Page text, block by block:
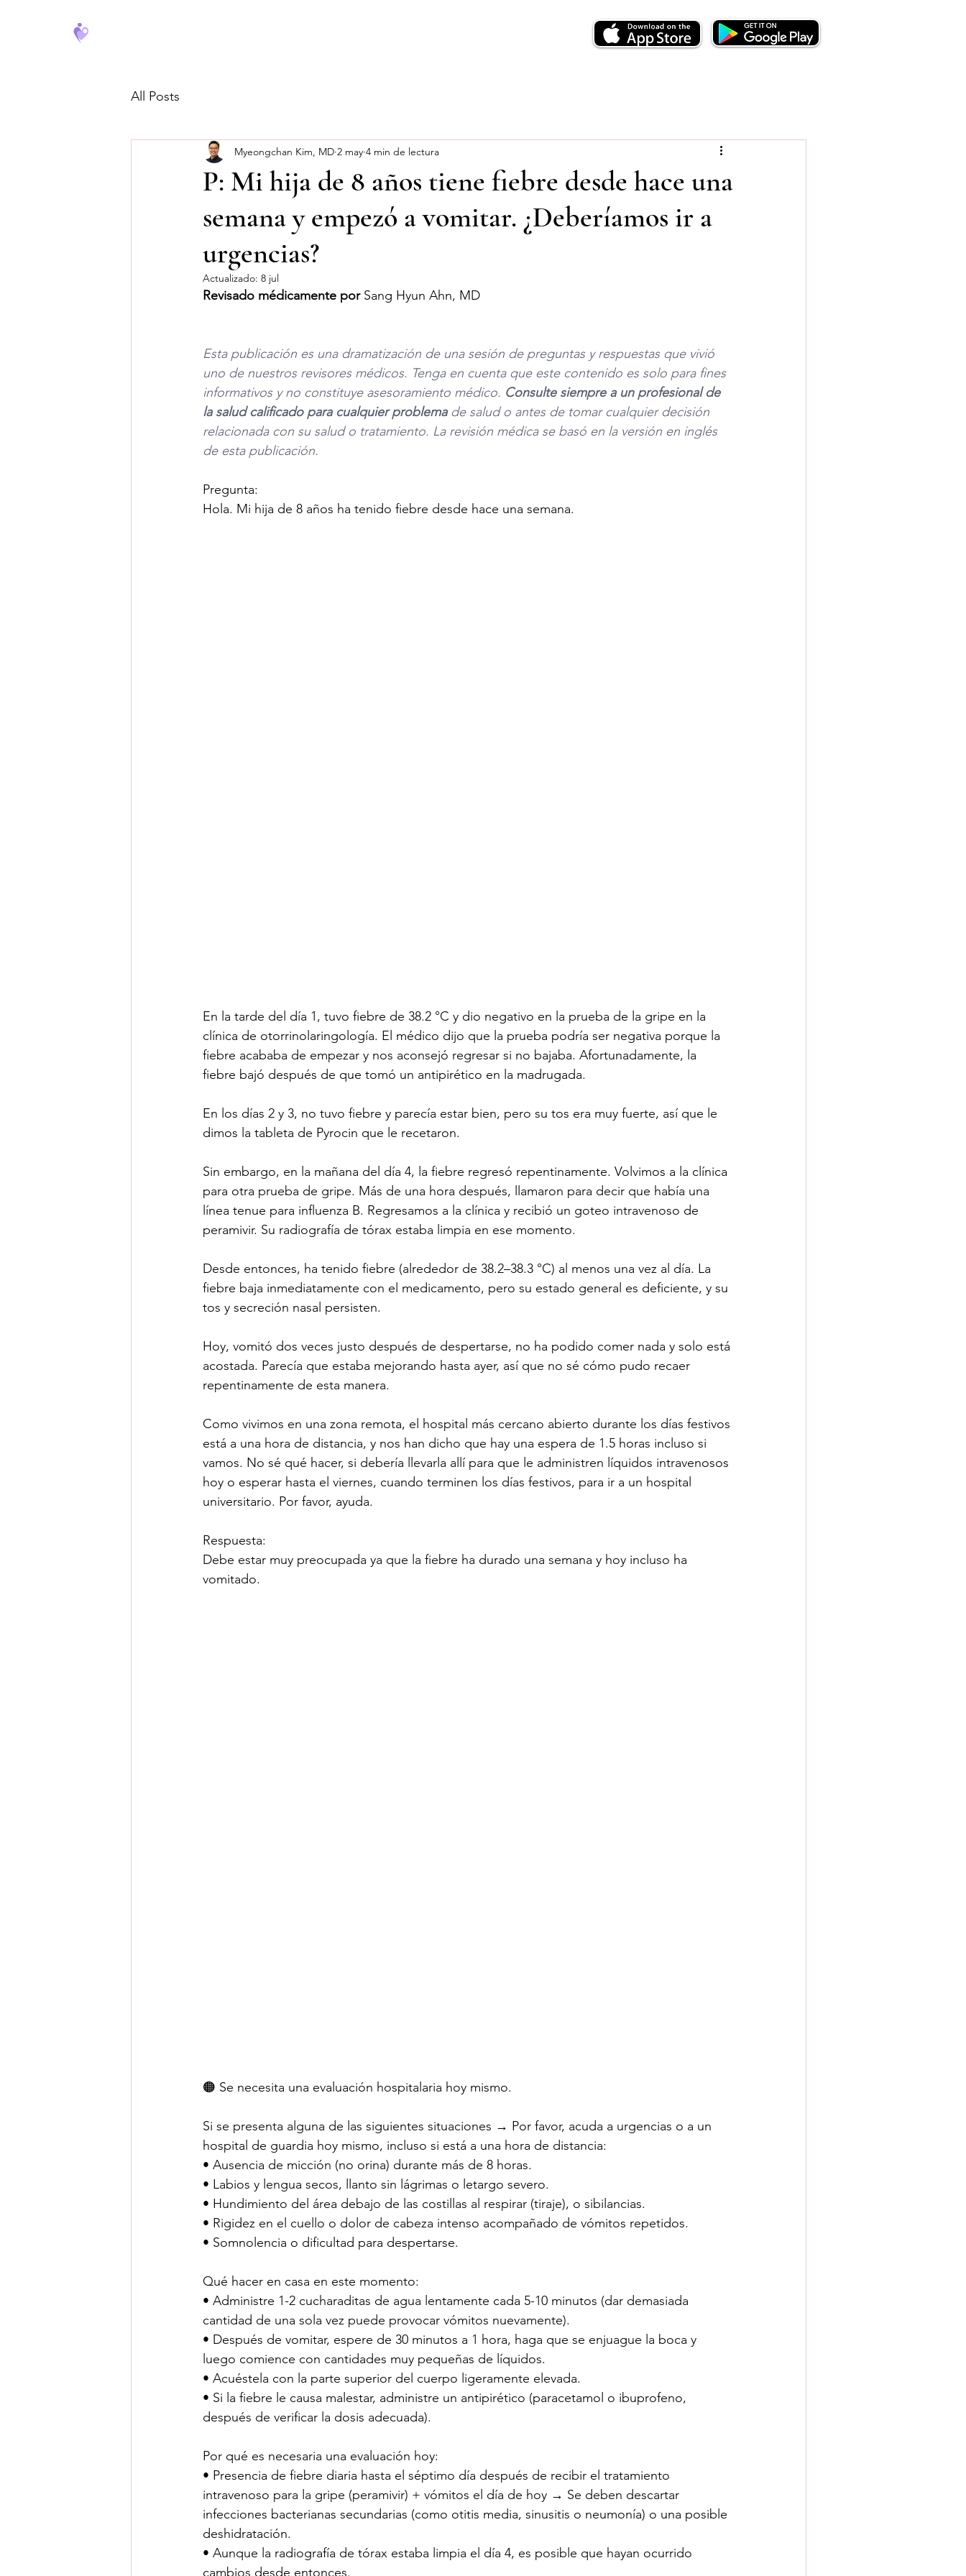
All Posts
P: Mi hija de 8 años tiene fiebre desde hace una
semana y empezó a vomitar. ¿Deberíamos ir a
urgencias?
Myeongchan Kim, MD 2 may 4 min de lectura
Actualizado: 8 jul
Revisado médicamente por Sang Hyun Ahn, MD
Esta publicación es una dramatización de una sesión de preguntas y respuestas que vivió
uno de nuestros revisores médicos. Tenga en cuenta que este contenido es solo para fines
informativos y no constituye asesoramiento médico. Consulte siempre a un profesional de
la salud calificado para cualquier problema de salud o antes de tomar cualquier decisión
relacionada con su salud o tratamiento. La revisión médica se basó en la versión en inglés
de esta publicación.
Pregunta:
Hola. Mi hija de 8 años ha tenido fiebre desde hace una semana.
En la tarde del día 1, tuvo fiebre de 38.2 °C y dio negativo en la prueba de la gripe en la
clínica de otorrinolaringología. El médico dijo que la prueba podría ser negativa porque la
fiebre acababa de empezar y nos aconsejó regresar si no bajaba. Afortunadamente, la
fiebre bajó después de que tomó un antipirético en la madrugada.
En los días 2 y 3, no tuvo fiebre y parecía estar bien, pero su tos era muy fuerte, así que le
dimos la tableta de Pyrocin que le recetaron.
Sin embargo, en la mañana del día 4, la fiebre regresó repentinamente. Volvimos a la clínica
para otra prueba de gripe. Más de una hora después, llamaron para decir que había una
línea tenue para influenza B. Regresamos a la clínica y recibió un goteo intravenoso de
peramivir. Su radiografía de tórax estaba limpia en ese momento.
Desde entonces, ha tenido fiebre (alrededor de 38.2–38.3 °C) al menos una vez al día. La
fiebre baja inmediatamente con el medicamento, pero su estado general es deficiente, y su
tos y secreción nasal persisten.
Hoy, vomitó dos veces justo después de despertarse, no ha podido comer nada y solo está
acostada. Parecía que estaba mejorando hasta ayer, así que no sé cómo pudo recaer
repentinamente de esta manera.
Como vivimos en una zona remota, el hospital más cercano abierto durante los días festivos
está a una hora de distancia, y nos han dicho que hay una espera de 1.5 horas incluso si
vamos. No sé qué hacer, si debería llevarla allí para que le administren líquidos intravenosos
hoy o esperar hasta el viernes, cuando terminen los días festivos, para ir a un hospital
universitario. Por favor, ayuda.
Respuesta:
Debe estar muy preocupada ya que la fiebre ha durado una semana y hoy incluso ha
vomitado.
🟠 Se necesita una evaluación hospitalaria hoy mismo.
Si se presenta alguna de las siguientes situaciones → Por favor, acuda a urgencias o a un
hospital de guardia hoy mismo, incluso si está a una hora de distancia:
• Ausencia de micción (no orina) durante más de 8 horas.
• Labios y lengua secos, llanto sin lágrimas o letargo severo.
• Hundimiento del área debajo de las costillas al respirar (tiraje), o sibilancias.
• Rigidez en el cuello o dolor de cabeza intenso acompañado de vómitos repetidos.
• Somnolencia o dificultad para despertarse.
Qué hacer en casa en este momento:
• Administre 1-2 cucharaditas de agua lentamente cada 5-10 minutos (dar demasiada
cantidad de una sola vez puede provocar vómitos nuevamente).
• Después de vomitar, espere de 30 minutos a 1 hora, haga que se enjuague la boca y
luego comience con cantidades muy pequeñas de líquidos.
• Acuéstela con la parte superior del cuerpo ligeramente elevada.
• Si la fiebre le causa malestar, administre un antipirético (paracetamol o ibuprofeno,
después de verificar la dosis adecuada).
Por qué es necesaria una evaluación hoy:
• Presencia de fiebre diaria hasta el séptimo día después de recibir el tratamiento
intravenoso para la gripe (peramivir) + vómitos el día de hoy → Se deben descartar
infecciones bacterianas secundarias (como otitis media, sinusitis o neumonía) o una posible
deshidratación.
• Aunque la radiografía de tórax estaba limpia el día 4, es posible que hayan ocurrido
cambios desde entonces.